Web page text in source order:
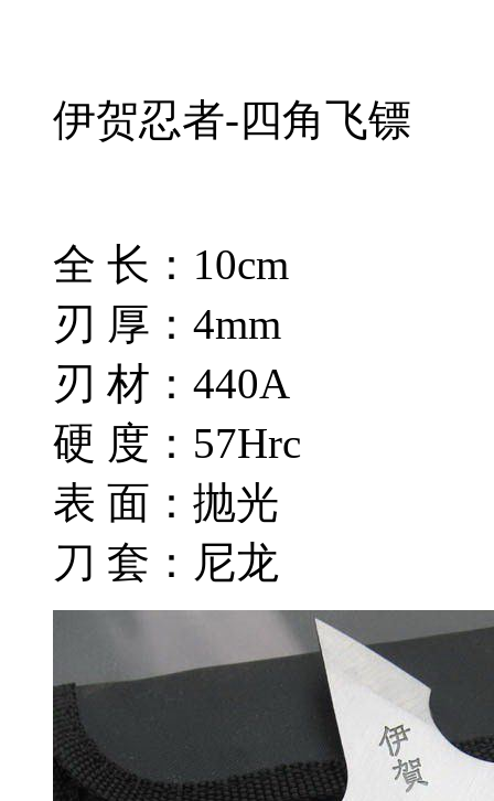
伊贺忍者-四角飞镖
全 长：10cm
刃 厚：4mm
刃 材：440A
硬 度：57Hrc
表 面：抛光
刀 套：尼龙